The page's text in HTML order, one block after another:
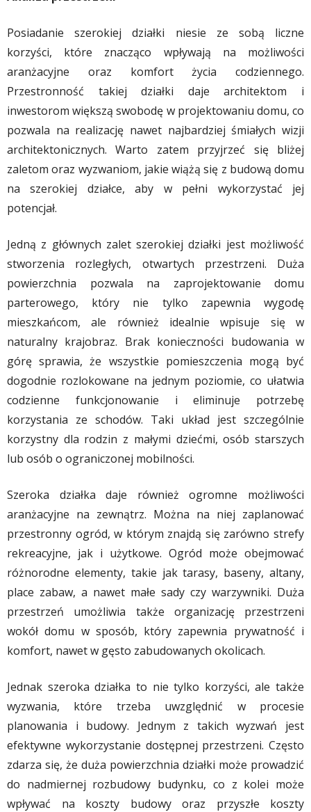
Posiadanie szerokiej działki niesie ze sobą liczne
korzyści, które znacząco wpływają na możliwości
aranżacyjne oraz komfort życia codziennego.
Przestronność takiej działki daje architektom i
inwestorom większą swobodę w projektowaniu domu, co
pozwala na realizację nawet najbardziej śmiałych wizji
architektonicznych. Warto zatem przyjrzeć się bliżej
zaletom oraz wyzwaniom, jakie wiążą się z budową domu
na szerokiej działce, aby w pełni wykorzystać jej
potencjał.
Jedną z głównych zalet szerokiej działki jest możliwość
stworzenia rozległych, otwartych przestrzeni. Duża
powierzchnia pozwala na zaprojektowanie domu
parterowego, który nie tylko zapewnia wygodę
mieszkańcom, ale również idealnie wpisuje się w
naturalny krajobraz. Brak konieczności budowania w
górę sprawia, że wszystkie pomieszczenia mogą być
dogodnie rozlokowane na jednym poziomie, co ułatwia
codzienne funkcjonowanie i eliminuje potrzebę
korzystania ze schodów. Taki układ jest szczególnie
korzystny dla rodzin z małymi dziećmi, osób starszych
lub osób o ograniczonej mobilności.
Szeroka działka daje również ogromne możliwości
aranżacyjne na zewnątrz. Można na niej zaplanować
przestronny ogród, w którym znajdą się zarówno strefy
rekreacyjne, jak i użytkowe. Ogród może obejmować
różnorodne elementy, takie jak tarasy, baseny, altany,
place zabaw, a nawet małe sady czy warzywniki. Duża
przestrzeń umożliwia także organizację przestrzeni
wokół domu w sposób, który zapewnia prywatność i
komfort, nawet w gęsto zabudowanych okolicach.
Jednak szeroka działka to nie tylko korzyści, ale także
wyzwania, które trzeba uwzględnić w procesie
planowania i budowy. Jednym z takich wyzwań jest
efektywne wykorzystanie dostępnej przestrzeni. Często
zdarza się, że duża powierzchnia działki może prowadzić
do nadmiernej rozbudowy budynku, co z kolei może
wpływać na koszty budowy oraz przyszłe koszty